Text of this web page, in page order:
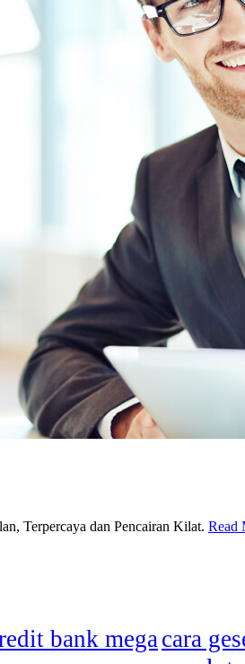
Terpercaya dan Pencairan Kilat. Read
bank mega cara